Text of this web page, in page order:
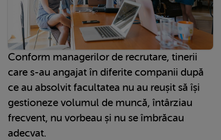
Conform managerilor de recrutare, tinerii
care s-au angajat în diferite companii după
ce au absolvit facultatea nu au reușit să își
gestioneze volumul de muncă, întârziau
frecvent, nu vorbeau și nu se îmbrăcau
adecvat.